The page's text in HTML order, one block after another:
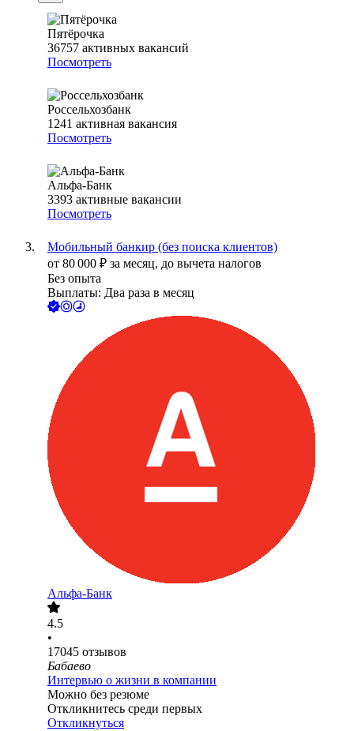
Пятёрочка
36757 активных вакансий
Посмотреть
Россельхозбанк
1241 активная вакансия
Посмотреть
Альфа-Банк
3393 активные вакансии
Посмотреть
Мобильный банкир (без поиска клиентов)
от 80 000 ₽ за месяц, до вычета налогов
Без опыта
Выплаты: Два раза в месяц
Альфа-Банк
4.5
•
17045 отзывов
Бабаево
Интервью о жизни в компании
Можно без резюме
Откликнитесь среди первых
Откликнуться